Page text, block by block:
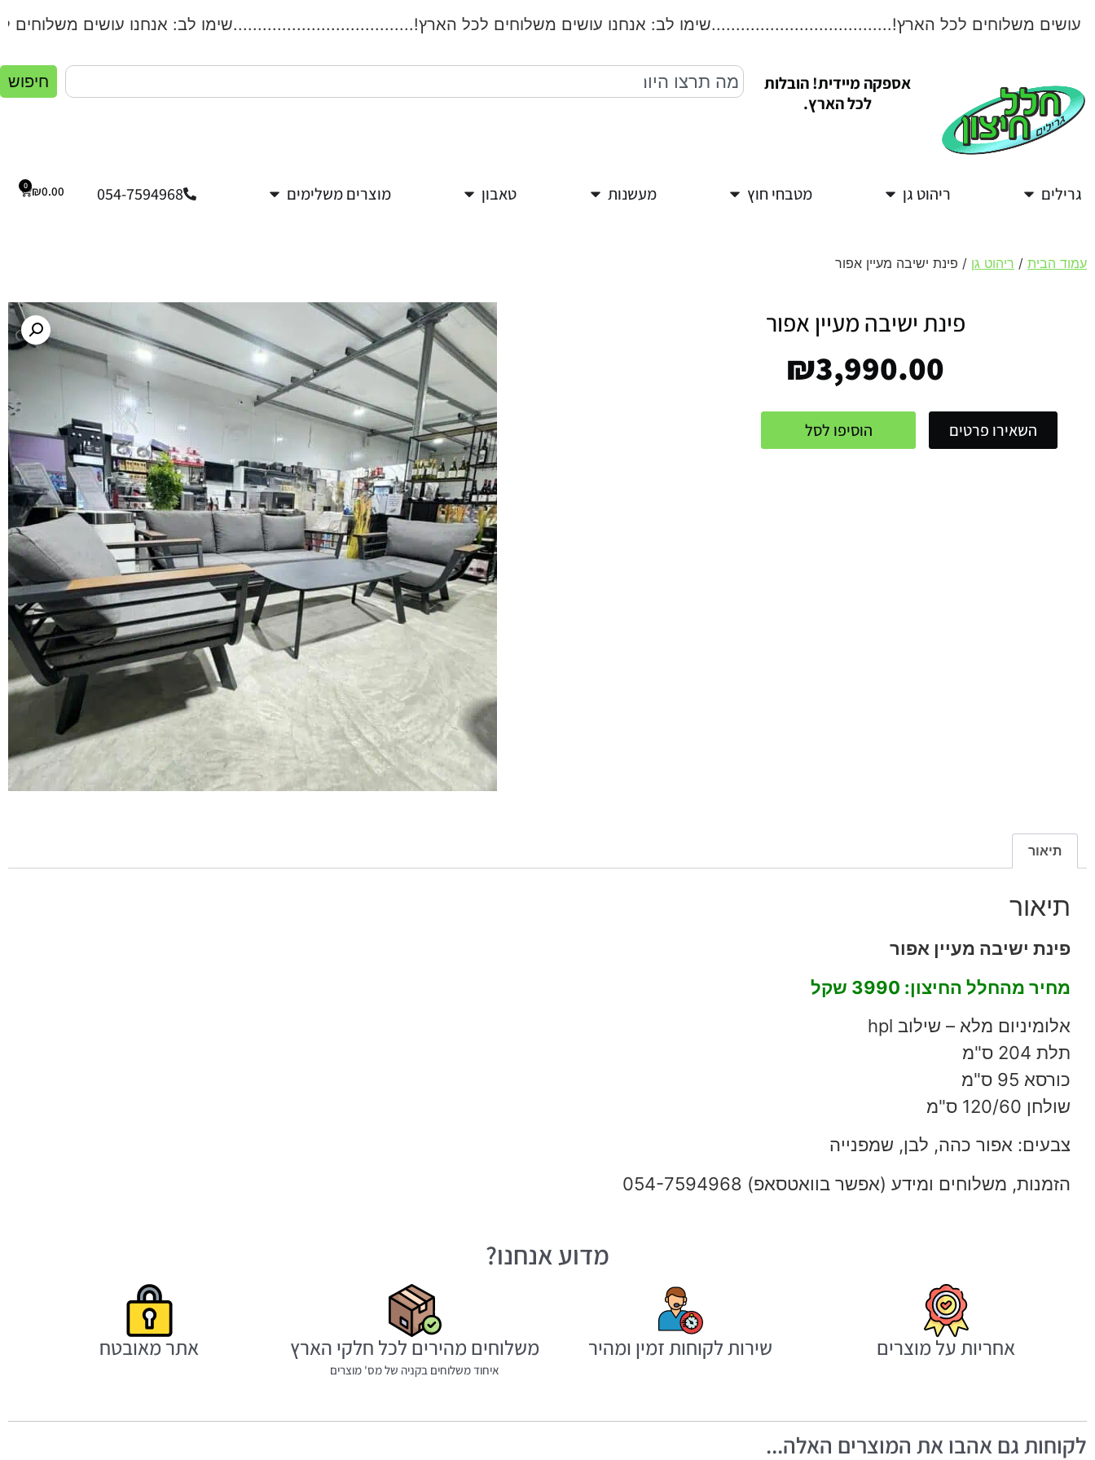
עושים משלוחים לכל הארץ!.....................................שימו לב: אנחנו עושים משלוחים לכל הארץ!.....................................שימו לב: אנחנו עושים
אספקה מיידית! הובלות
לכל הארץ.
חיפוש
גרילים ריהוט גן מטבחי חוץ מעשנות טאבון מוצרים משלימים 054-7594968
₪0.00
0
עמוד הבית / ריהוט גן / פינת ישיבה מעיין אפור
פינת ישיבה מעיין אפור
₪3,990.00
השאירו פרטים הוסיפו לסל
תיאור
תיאור
פינת ישיבה מעיין אפור
מחיר מהחלל החיצון:
אלומיניום מלא – שילוב hpl
תלת 204 ס"מ
כורסא 95 ס"מ
שולחן 120/60 ס"מ
צבעים: אפור כהה, לבן, שמפנייה
הזמנות, משלוחים ומידע (אפשר בוואטסאפ) 054-7594968
מדוע אנחנו?
אחריות על מוצרים שירות לקוחות זמין ומהיר משלוחים מהירים לכל חלקי הארץ
איחוד משלוחים בקניה של מס' מוצרים
אתר מאובטח
לקוחות גם אהבו את המוצרים האלה...